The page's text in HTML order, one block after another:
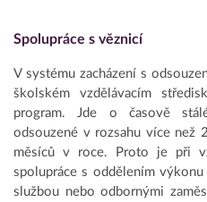
Spolupráce s věznicí
V systému zacházení s
školském vzdělávacím
program. Jde o časově
odsouzené v rozsahu více než
měsíců v roce. Proto je při
spolupráce s oddělením
službou nebo odbornými